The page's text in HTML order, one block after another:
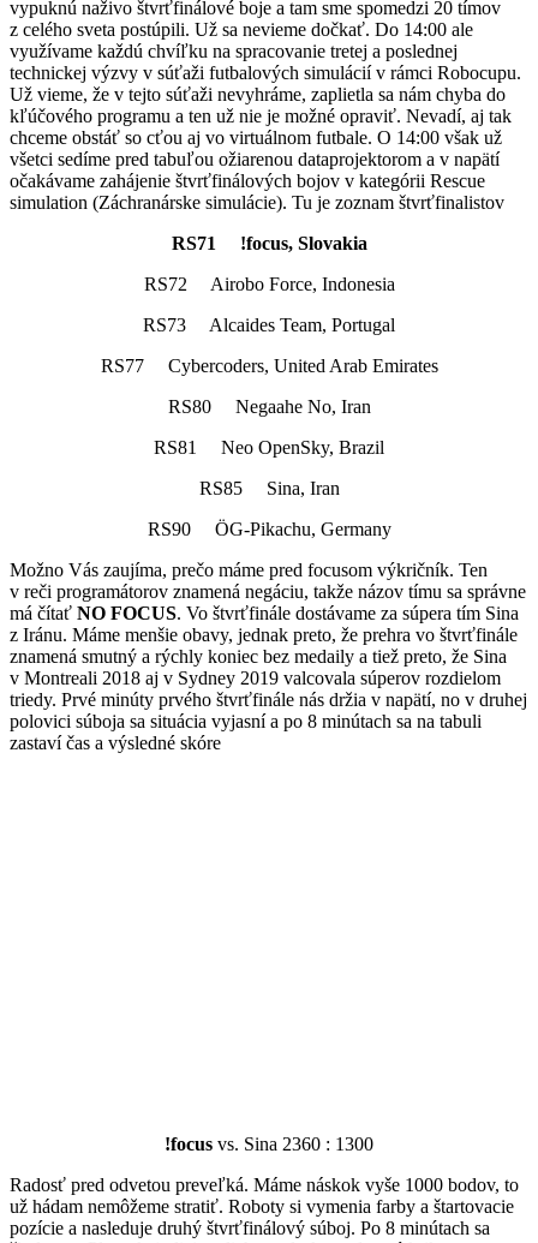
vypuknú naživo štvrťfinálové boje a tam sme spomedzi 20 tímov
z celého sveta postúpili. Už sa nevieme dočkať. Do 14:00 ale
využívame každú chvíľku na spracovanie tretej a poslednej
technickej výzvy v súťaži futbalových simulácií v rámci Robocupu.
Už vieme, že v tejto súťaži nevyhráme, zaplietla sa nám chyba do
kľúčového programu a ten už nie je možné opraviť. Nevadí, aj tak
chceme obstáť so cťou aj vo virtuálnom futbale. O 14:00 však už
všetci sedíme pred tabuľou ožiarenou dataprojektorom a v napätí
očakávame zahájenie štvrťfinálových bojov v kategórii Rescue
simulation (Záchranárske simulácie). Tu je zoznam štvrťfinalistov
RS71 !focus, Slovakia
RS72 Airobo Force, Indonesia
RS73 Alcaides Team, Portugal
RS77 Cybercoders, United Arab Emirates
RS80 Negaahe No, Iran
RS81 Neo OpenSky, Brazil
RS85 Sina, Iran
RS90 ÖG-Pikachu, Germany
Možno Vás zaujíma, prečo máme pred focusom výkričník. Ten
v reči programátorov znamená negáciu, takže názov tímu sa správne
má čítať NO FOCUS. Vo štvrťfinále dostávame za súpera tím Sina
z Iránu. Máme menšie obavy, jednak preto, že prehra vo štvrťfinále
znamená smutný a rýchly koniec bez medaily a tiež preto, že Sina
v Montreali 2018 aj v Sydney 2019 valcovala súperov rozdielom
triedy. Prvé minúty prvého štvrťfinále nás držia v napätí, no v druhej
polovici súboja sa situácia vyjasní a po 8 minútach sa na tabuli
zastaví čas a výsledné skóre
!focus vs. Sina 2360 : 1300
Radosť pred odvetou preveľká. Máme náskok vyše 1000 bodov, to
už hádam nemôžeme stratiť. Roboty si vymenia farby a štartovacie
pozície a nasleduje druhý štvrťfinálový súboj. Po 8 minútach sa